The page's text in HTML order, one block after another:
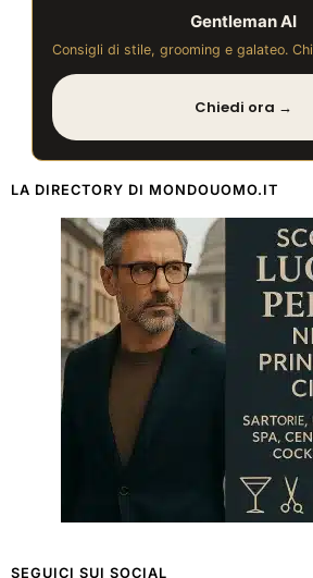
Gentleman AI
Consigli di stile, grooming e galateo.
Chiedi ora →
LA DIRECTORY DI MONDOUOMO.IT
SEGUICI SUI SOCIAL